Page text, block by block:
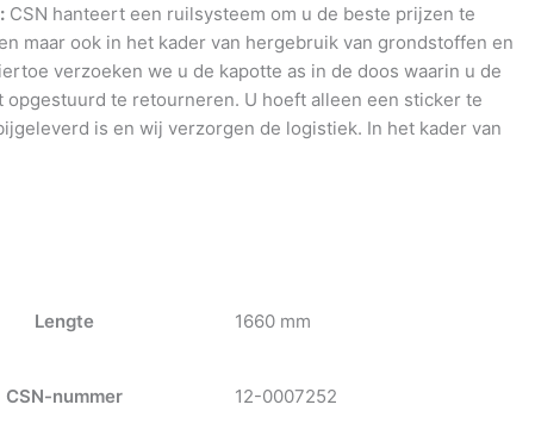
CSN hanteert een ruilsysteem om u de beste prijzen te
maar ook in het kader van hergebruik van grondstoffen en
verzoeken we u de kapotte as in de doos waarin u de
opgestuurd te retourneren. U hoeft alleen een sticker te
is en wij verzorgen de logistiek. In het kader van
Lengte 1660 mm
CSN-nummer 12-0007252